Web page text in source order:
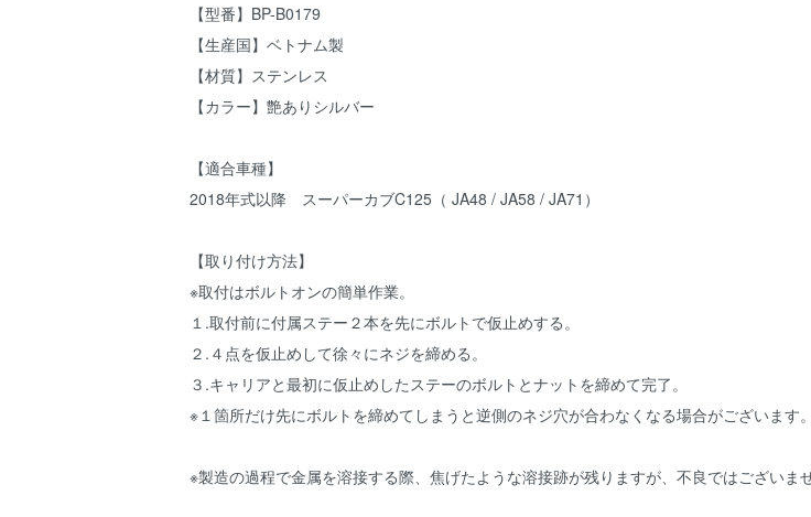
【型番】BP-B0179
【生産国】ベトナム製
【材質】ステンレス
【カラー】艶ありシルバー
【適合車種】
2018年式以降 スーパーカブC125（ JA48 / JA58 / JA71）
【取り付け方法】
※取付はボルトオンの簡単作業。
１.取付前に付属ステー２本を先にボルトで仮止めする。
２.４点を仮止めして徐々にネジを締める。
３.キャリアと最初に仮止めしたステーのボルトとナットを締めて完了。
※１箇所だけ先にボルトを締めてしまうと逆側のネジ穴が合わなくなる場合がございます
※製造の過程で金属を溶接する際、焦げたような溶接跡が残りますが、不良ではございませ